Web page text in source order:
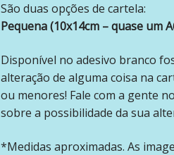
São duas opções de cartela:
Pequena (10x14cm – quase um
Disponível no adesivo branco
alteração de alguma coisa na
ou menores! Fale com a gente
sobre a possibilidade da sua
*Medidas aproximadas. As